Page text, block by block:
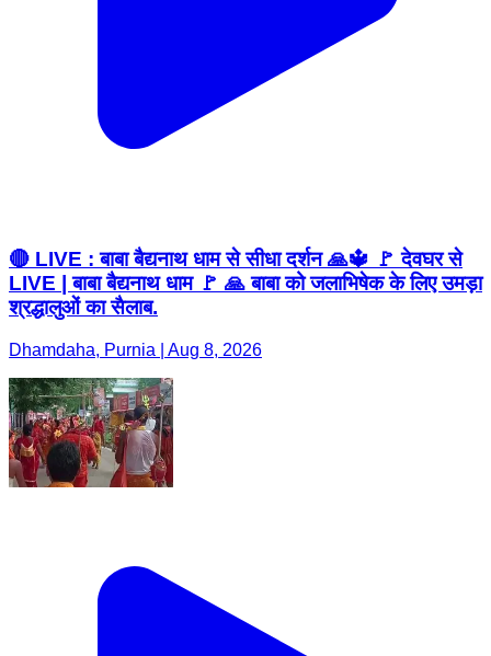
🔴 LIVE : बाबा बैद्यनाथ धाम से सीधा दर्शन 🙏🔱 🚩 देवघर से
LIVE | बाबा बैद्यनाथ धाम 🚩 🙏 बाबा को जलाभिषेक के लिए उमड़ा
श्रद्धालुओं का सैलाब.
Dhamdaha, Purnia | Aug 8, 2026